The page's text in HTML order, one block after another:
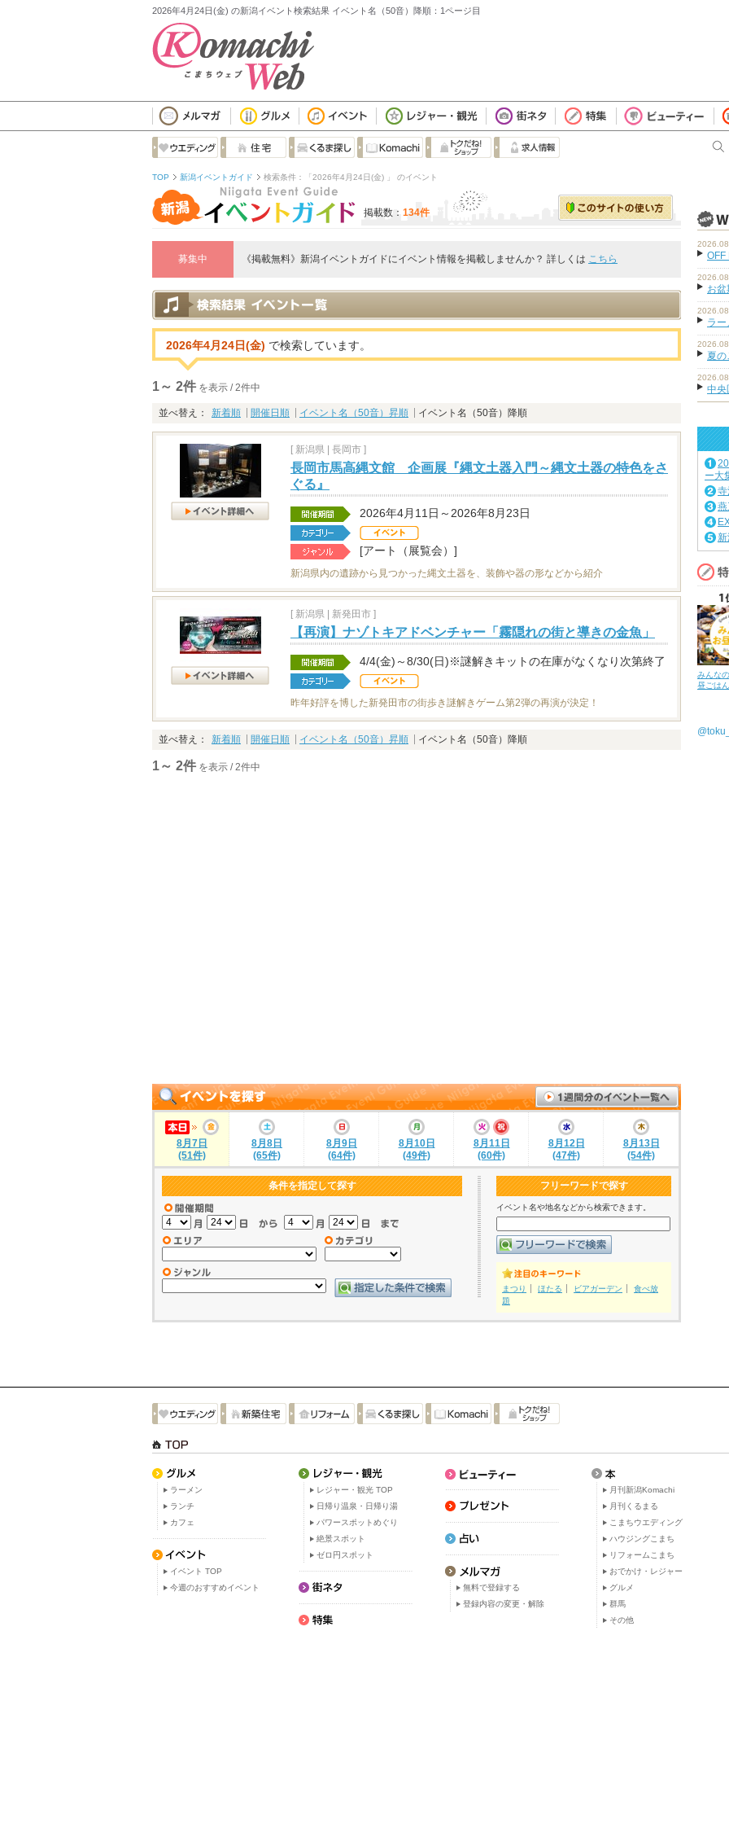
2026年4月24日(金) の新潟イベント検索結果 イベント名（50音）降順：1ページ目
TOP 新潟イベントガイド 検索条件：「2026年4月24日(金) 」 のイベント
掲載数： 134件
募集中 《掲載無料》新潟イベントガイドにイベント情報を掲載しませんか？ 詳しくは こちら
2026年4月24日(金) で検索しています。
1～ 2件 を表示 / 2件中
並べ替え： 新着順 開催日順 イベント名（50音）昇順 イベント名（50音）降順
[ 新潟県 長岡市 ]
長岡市馬高縄文館 企画展『縄文土器入門～縄文土器の特色をさ
ぐる』
2026年4月11日～2026年8月23日
[アート（展覧会）]
新潟県内の遺跡から見つかった縄文土器を、装飾や器の形などから紹介
[ 新潟県 新発田市 ]
【再演】ナゾトキアドベンチャー「霧隠れの街と導きの金魚」
4/4(金)～8/30(日)※謎解きキットの在庫がなくなり次第終了
昨年好評を博した新発田市の街歩き謎解きゲーム第2弾の再演が決定！
並べ替え： 新着順 開催日順 イベント名（50音）昇順 イベント名（50音）降順
1～ 2件 を表示 / 2件中
8月7日
(51件)
8月8日
(65件)
8月9日
(64件)
8月10日
(49件)
8月11日
(60件)
8月12日
(47件)
8月13日
(54件)
条件を指定して探す フリーワードで探す
イベント名や地名などから検索できます。
まつり ほたる ビアガーデン
食べ放
題
OFF
お
ラー
夏の
中央
ー大
みんな
昼ごはん
ラーメン
ランチ
カフェ
イベント TOP
今週のおすすめイベント
レジャー・観光 TOP
日帰り温泉・日帰り湯
パワースポットめぐり
絶景スポット
ゼロ円スポット
無料で登録する
登録内容の変更・解除
月刊新潟Komachi
月刊くるまる
こまちウエディング
ハウジングこまち
リフォームこまち
おでかけ・レジャー
グルメ
群馬
その他